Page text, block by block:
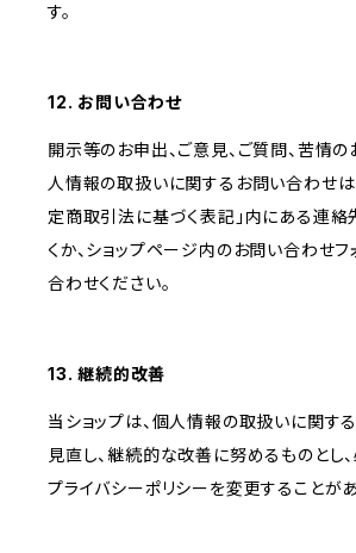
す。
12. お問い合わせ
開示等のお申出、ご意見、ご質問、苦情
人情報の取扱いに関するお問い合わせは
定商取引法に基づく表記」内にある連絡
くか、ショップページ内のお問い合わせ
合わせください。
13. 継続的改善
当ショップは、個人情報の取扱いに関す
見直し、継続的な改善に努めるものとし
プライバシーポリシーを変更することがあ